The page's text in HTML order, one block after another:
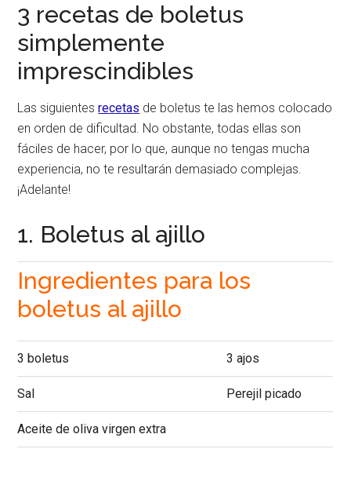
3 recetas de boletus
simplemente
imprescindibles
Las siguientesrecetas de boletus te las hemos colocado
en orden de dificultad. No obstante, todas ellas son
fáciles de hacer, por lo que, aunque no tengas mucha
experiencia, no te resultarán demasiado complejas.
¡Adelante!
1. Boletus al ajillo
Ingredientes para los
boletus al ajillo
3 boletus 3 ajos
Sal Perejil picado
Aceite de oliva virgen extra